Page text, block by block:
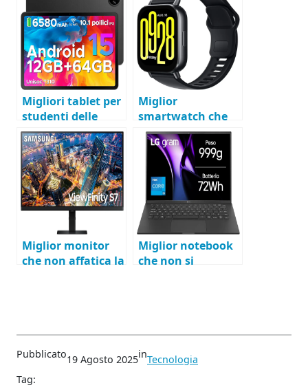
Migliori tablet per
studenti delle
scuole medie
Miglior
smartwatch che
non scarica subito
la batteria
Miglior monitor
che non affatica la
Miglior notebook
che non si
Pubblicato19 Agosto 2025inTecnologia
Tag: